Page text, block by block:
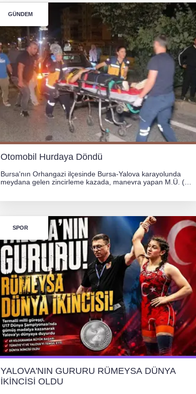
GÜNDEM
Otomobil Hurdaya Döndü
Bursa'nın Orhangazi ilçesinde Bursa-Yalova karayolunda
meydana gelen zincirleme kazada, manevra yapan M.Ü. (35)
SPOR
YALOVA'NIN GURURU RÜMEYSA DÜNYA
İKİNCİSİ OLDU